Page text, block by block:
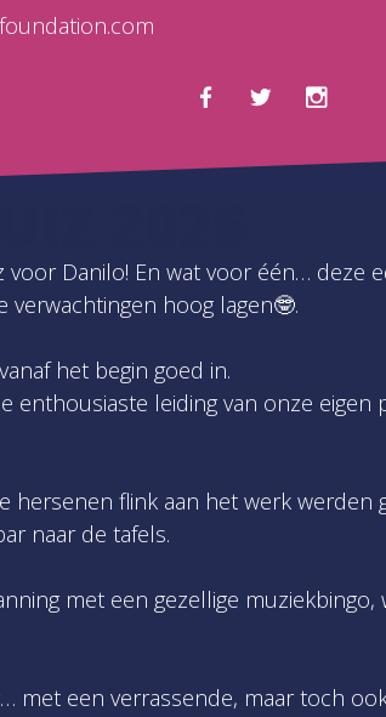
Danilo! En wat voor één… deze
hoog lagen🤓.
het begin goed in.
enthousiaste leiding van onze eigen
hersenen flink aan het werk werden
naar de tafels.
met een gezellige muziekbingo,
met een verrassende, maar toch